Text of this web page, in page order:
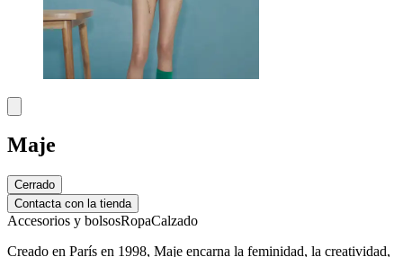
Maje
Cerrado
Contacta con la tienda
Accesorios y bolsosRopaCalzado
Creado en París en 1998, Maje encarna la feminidad, la creatividad,